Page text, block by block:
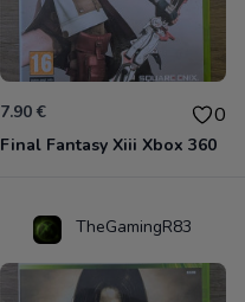
7.90 € 0
Final Fantasy Xiii Xbox 360
TheGamingR83